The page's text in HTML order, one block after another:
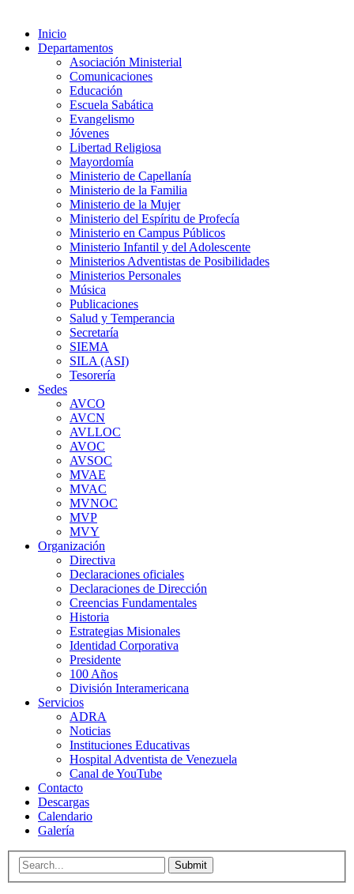
Inicio
Departamentos
Asociación Ministerial
Comunicaciones
Educación
Escuela Sabática
Evangelismo
Jóvenes
Libertad Religiosa
Mayordomía
Ministerio de Capellanía
Ministerio de la Familia
Ministerio de la Mujer
Ministerio del Espíritu de Profecía
Ministerio en Campus Públicos
Ministerio Infantil y del Adolescente
Ministerios Adventistas de Posibilidades
Ministerios Personales
Música
Publicaciones
Salud y Temperancia
Secretaría
SIEMA
SILA (ASI)
Tesorería
Sedes
AVCO
AVCN
AVLLOC
AVOC
AVSOC
MVAE
MVAC
MVNOC
MVP
MVY
Organización
Directiva
Declaraciones oficiales
Declaraciones de Dirección
Creencias Fundamentales
Historia
Estrategias Misionales
Identidad Corporativa
Presidente
100 Años
División Interamericana
Servicios
ADRA
Noticias
Instituciones Educativas
Hospital Adventista de Venezuela
Canal de YouTube
Contacto
Descargas
Calendario
Galería
Submit